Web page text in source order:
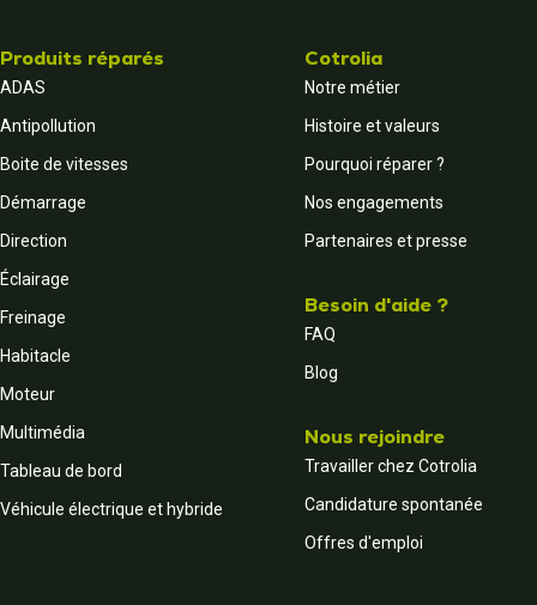
Produits réparés
ADAS
Antipollution
Boite de vitesses
Démarrage
Direction
Éclairage
Freinage
Habitacle
Moteur
Multimédia
Tableau de bord
Véhicule électrique et hybride
Cotrolia
Notre métier
Histoire et valeurs
Pourquoi réparer ?
Nos engagements
Partenaires et presse
Besoin d'aide ?
FAQ
Blog
Nous rejoindre
Travailler chez Cotrolia
Candidature spontanée
Offres d'emploi